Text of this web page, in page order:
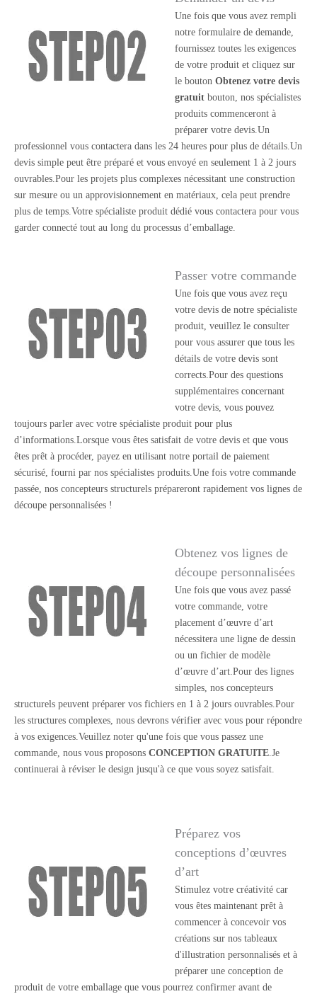
Une fois que vous avez rempli
notre formulaire de demande,
fournissez toutes les exigences
de votre produit et cliquez sur
le boutonObtenez votre devis
gratuit bouton, nos spécialistes
produits commenceront à
préparer votre devis.Un
professionnel vous contactera dans les 24 heures pour plus de détails.Un
devis simple peut être préparé et vous envoyé en seulement 1 à 2 jours
ouvrables.Pour les projets plus complexes nécessitant une construction
sur mesure ou un approvisionnement en matériaux, cela peut prendre
plus de temps.Votre spécialiste produit dédié vous contactera pour vous
garder connecté tout au long du processus d’emballage.
Passer votre commande
Une fois que vous avez reçu
votre devis de notre spécialiste
produit, veuillez le consulter
pour vous assurer que tous les
détails de votre devis sont
corrects.Pour des questions
supplémentaires concernant
votre devis, vous pouvez
toujours parler avec votre spécialiste produit pour plus
d’informations.Lorsque vous êtes satisfait de votre devis et que vous
êtes prêt à procéder, payez en utilisant notre portail de paiement
sécurisé, fourni par nos spécialistes produits.Une fois votre commande
passée, nos concepteurs structurels prépareront rapidement vos lignes de
découpe personnalisées !
Obtenez vos lignes de
découpe personnalisées
Une fois que vous avez passé
votre commande, votre
placement d’œuvre d’art
nécessitera une ligne de dessin
ou un fichier de modèle
d’œuvre d’art.Pour des lignes
simples, nos concepteurs
structurels peuvent préparer vos fichiers en 1 à 2 jours ouvrables.Pour
les structures complexes, nous devrons vérifier avec vous pour répondre
à vos exigences.Veuillez noter qu'une fois que vous passez une
commande, nous vous proposons CONCEPTION GRATUITE.Je
continuerai à réviser le design jusqu'à ce que vous soyez satisfait.
Préparez vos
conceptions d’œuvres
d’art
Stimulez votre créativité car
vous êtes maintenant prêt à
commencer à concevoir vos
créations sur nos tableaux
d'illustration personnalisés et à
préparer une conception de
produit de votre emballage que vous pourrez confirmer avant de